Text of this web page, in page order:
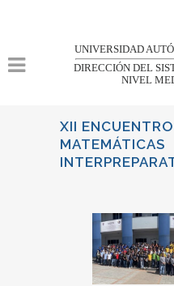
UNIVERSIDAD
DIRECCIÓN DEL
NIVEL
XII
MATEMÁTICAS